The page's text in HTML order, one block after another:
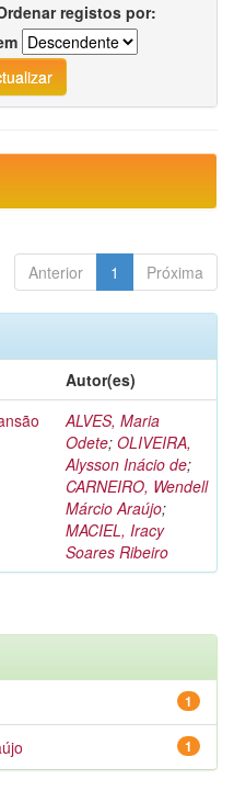
registos por:
Anterior 1 Próxima
Autor(es)
ALVES, Maria
Odete; OLIVEIRA,
Alysson Inácio de;
CARNEIRO, Wendell
Márcio Araújo;
MACIEL, Iracy
Soares Ribeiro
1
1